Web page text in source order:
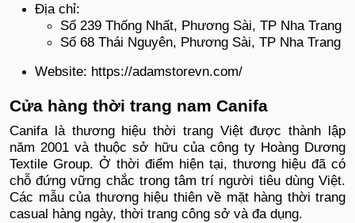
Địa chỉ:
Số 239 Thống Nhất, Phương Sài, TP Nha Trang
Số 68 Thái Nguyên, Phương Sài, TP Nha Trang
Website: https://adamstorevn.com/
Cửa hàng thời trang nam Canifa
Canifa là thương hiệu thời trang Việt được thành lập
năm 2001 và thuộc sở hữu của công ty Hoàng Dương
Textile Group. Ở thời điểm hiện tại, thương hiệu đã có
chỗ đứng vững chắc trong tâm trí người tiêu dùng Việt.
Các mẫu của thương hiệu thiên về mặt hàng thời trang
casual hàng ngày, thời trang công sở và đa dụng.